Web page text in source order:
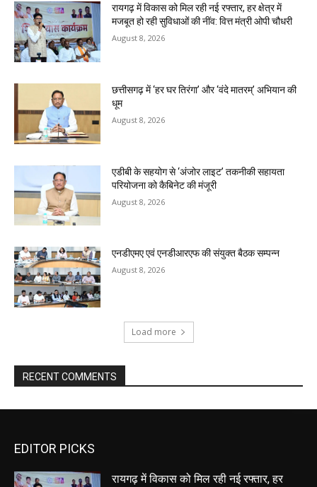
रायगढ़ में विकास को मिल रही नई रफ्तार, हर क्षेत्र में
मजबूत हो रही सुविधाओं की नींव: वित्त मंत्री ओपी चौधरी
August 8, 2026
छत्तीसगढ़ में ‘हर घर तिरंगा’ और ‘वंदे मातरम्’ अभियान की
धूम
August 8, 2026
एडीबी के सहयोग से ‘अंजोर लाइट’ तकनीकी सहायता
परियोजना को कैबिनेट की मंजूरी
August 8, 2026
एनडीएमए एवं एनडीआरएफ की संयुक्त बैठक सम्पन्न
August 8, 2026
Load more
RECENT COMMENTS
EDITOR PICKS
रायगढ़ में विकास को मिल रही नई रफ्तार, हर